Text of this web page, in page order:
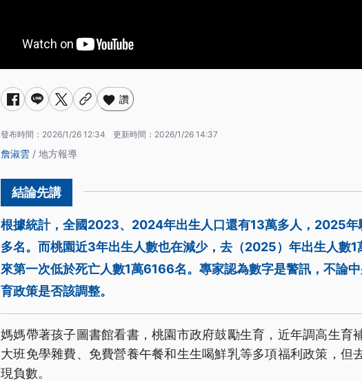
讚
發布時間： 2026/1/26 12:34 更新時間： 2026/1/26 14:37
詹淑雲 / 地方報導
根據統計，全國2023、2024年出生人口還有13萬多人，2025年
多名。而桃園近3年出生人數也在減少，去（2025）年出生人數
來第一次低於死亡人數1萬6166名。專家認為數字是警訊，不論
育政策是否該調整。
媽媽帶著孩子圖書館看書，桃園市政府鼓勵生育，近年調高生育
大班免學雜費、免費營養午餐和生生喝鮮乳等多項福利政策，但
現負數。